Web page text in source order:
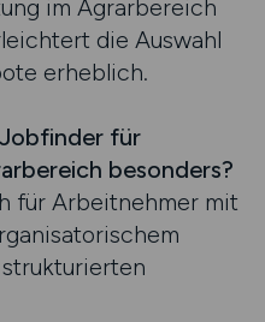
im Agrarbereich
die Auswahl
erheblich.
für
besonders?
für Arbeitnehmer mit